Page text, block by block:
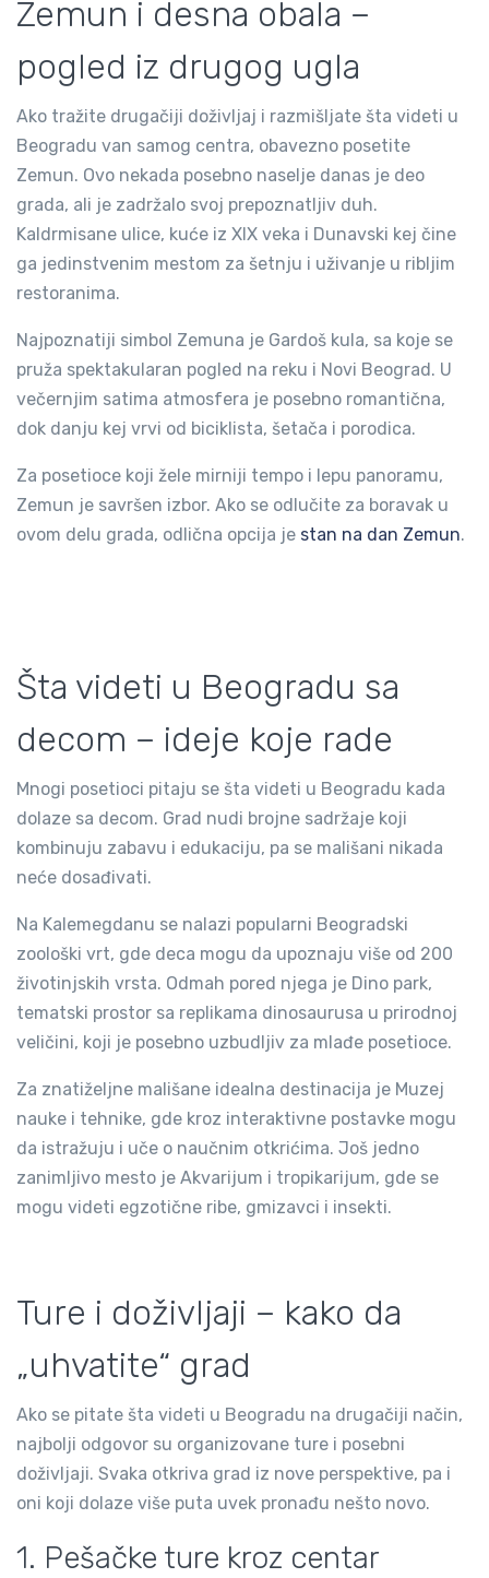
Zemun i desna obala –
pogled iz drugog ugla
Ako tražite drugačiji doživljaj i razmišljate šta videti u
Beogradu van samog centra, obavezno posetite
Zemun. Ovo nekada posebno naselje danas je deo
grada, ali je zadržalo svoj prepoznatljiv duh.
Kaldrmisane ulice, kuće iz XIX veka i Dunavski kej čine
ga jedinstvenim mestom za šetnju i uživanje u ribljim
restoranima.
Najpoznatiji simbol Zemuna je Gardoš kula, sa koje se
pruža spektakularan pogled na reku i Novi Beograd. U
večernjim satima atmosfera je posebno romantična,
dok danju kej vrvi od biciklista, šetača i porodica.
Za posetioce koji žele mirniji tempo i lepu panoramu,
Zemun je savršen izbor. Ako se odlučite za boravak u
ovom delu grada, odlična opcija je stan na dan Zemun.
Šta videti u Beogradu sa
decom – ideje koje rade
Mnogi posetioci pitaju se šta videti u Beogradu kada
dolaze sa decom. Grad nudi brojne sadržaje koji
kombinuju zabavu i edukaciju, pa se mališani nikada
neće dosađivati.
Na Kalemegdanu se nalazi popularni Beogradski
zoološki vrt, gde deca mogu da upoznaju više od 200
životinjskih vrsta. Odmah pored njega je Dino park,
tematski prostor sa replikama dinosaurusa u prirodnoj
veličini, koji je posebno uzbudljiv za mlađe posetioce.
Za znatiželjne mališane idealna destinacija je Muzej
nauke i tehnike, gde kroz interaktivne postavke mogu
da istražuju i uče o naučnim otkrićima. Još jedno
zanimljivo mesto je Akvarijum i tropikarijum, gde se
mogu videti egzotične ribe, gmizavci i insekti.
Ture i doživljaji – kako da
„uhvatite“ grad
Ako se pitate šta videti u Beogradu na drugačiji način,
najbolji odgovor su organizovane ture i posebni
doživljaji. Svaka otkriva grad iz nove perspektive, pa i
oni koji dolaze više puta uvek pronađu nešto novo.
1. Pešačke ture kroz centar